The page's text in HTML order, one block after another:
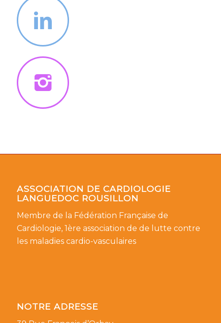
ASSOCIATION DE CARDIOLOGIE
LANGUEDOC ROUSILLON
Membre de la Fédération Française de
Cardiologie, 1ère association de de lutte contre
les maladies cardio-vasculaires
NOTRE ADRESSE